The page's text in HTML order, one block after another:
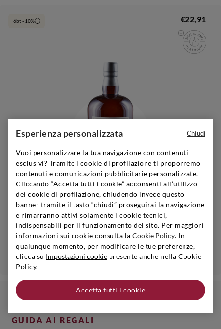
6bt - 10% i €22,91
Friuli-Venezia Giulia 2020 | 0,75 l
IL NUOVO PARADISETTO
Bianco Nuovo Paradisetto
Aggiungi
GUIDA AI REGALI
Esperienza personalizzata
Vuoi personalizzare la tua navigazione con contenuti
esclusivi? Tramite i cookie di profilazione ti proporremo
contenuti e comunicazioni pubblicitarie personalizzate.
Cliccando “Accetta tutti i cookie” acconsenti all’utilizzo
dei cookie di profilazione, chiudendo invece questo
banner tramite il tasto “chiudi” proseguirai la navigazione
e rimarranno attivi solamente i cookie tecnici,
indispensabili per il funzionamento del sito. Per maggiori
informazioni sui cookie consulta la Cookie Policy. In
qualunque momento, per modificare le tue preferenze,
clicca su Impostazioni cookie presente anche nella Cookie
Policy.
Accetta tutti i cookie
Chiudi